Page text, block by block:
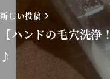
新しい投稿
【ハンドの毛穴洗浄
♪